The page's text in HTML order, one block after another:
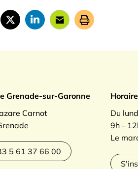
sur Garonne
Grenade-sur-Garonne
Carnot
5 61 37 66 00
Du
9h -
Le